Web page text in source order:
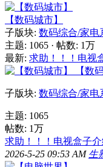
【数码城市】
子版块: 数码综合/家电
主题: 1065 · 帖数: 1万
最新: 求助！！！电视
【数
子版块: 数码综合/家电
主题: 1065
帖数: 1万
求助！！！电视盒子介
2026-5-25 09:53 AM 生